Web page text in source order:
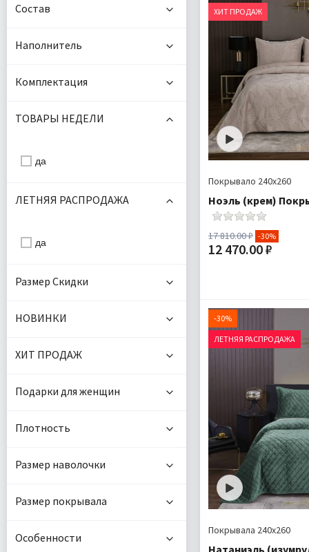
Ткань:
Доставка:
ХИТ ПРОДАЖ
Покрывало 240х260
Ноэль (крем)
17 810.00 ₽ -30%
12 470.00 ₽
Наполнитель:
Комплектация:
-30%
ЛЕТНЯЯ РАСПРОДАЖА
Покрывала 240х260
Натаниэль
Состав
Наполнитель
Комплектация
ТОВАРЫ НЕДЕЛИ
да
ЛЕТНЯЯ РАСПРОДАЖА
да
Размер Скидки
НОВИНКИ
ХИТ ПРОДАЖ
Подарки для женщин
Плотность
Размер наволочки
Размер покрывала
Особенности